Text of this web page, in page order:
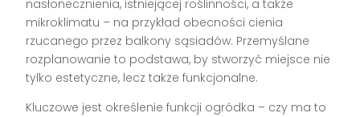
nasłonecznienia, istniejącej roślinności, a także
mikroklimatu – na przykład obecności cienia
rzucanego przez balkony sąsiadów. Przemyślane
rozplanowanie to podstawa, by stworzyć miejsce nie
tylko estetyczne, lecz także funkcjonalne.
Kluczowe jest określenie funkcji ogródka – czy ma to